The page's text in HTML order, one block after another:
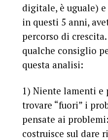
digitale, è uguale)
in questi 5 anni,
percorso di
qualche consiglio
questa analisi:
1) Niente lamenti e
trovare “fuori” i
pensate ai
costruisce sul dare